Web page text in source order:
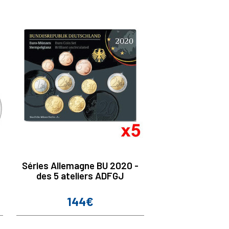
Séries Allemagne BU 2020 -
des 5 ateliers ADFGJ
Prix
144€